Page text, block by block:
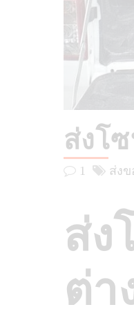
ส่งโ
1 ส่ง
ส่ง
ต่า